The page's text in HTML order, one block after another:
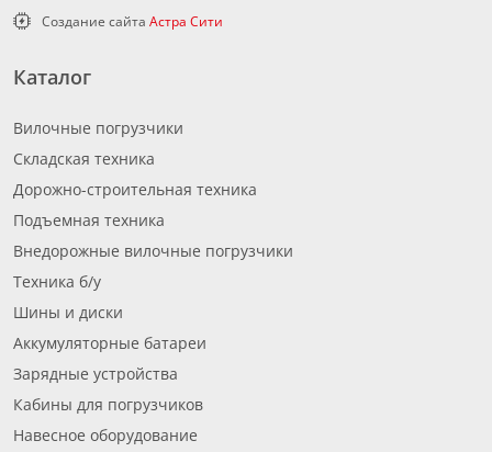
Каталог
Вилочные погрузчики
Складская техника
Дорожно-строительная техника
Подъемная техника
Внедорожные вилочные погрузчики
Техника б/у
Шины и диски
Аккумуляторные батареи
Зарядные устройства
Кабины для погрузчиков
Навесное оборудование
Создание сайта Астра Сити